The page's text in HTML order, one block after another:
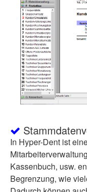
In Hyper-Dent ist
Kassenbuch, usw.
Begrenzung, wie